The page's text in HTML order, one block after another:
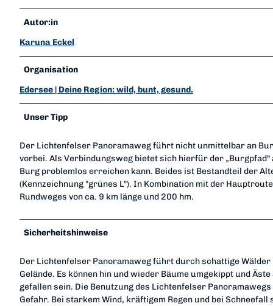
Autor:in
Karuna Eckel
Organisation
Edersee | Deine Region: wild, bunt, gesund.
Unser Tipp
Der Lichtenfelser Panoramaweg führt nicht unmittelbar an
vorbei. Als Verbindungsweg bietet sich hierfür der „Burgpfad“
Burg problemlos erreichen kann. Beides ist Bestandteil der
(Kennzeichnung "grünes L"). In Kombination mit der
Rundweges von ca. 9 km länge und 200 hm.
Sicherheitshinweise
Der Lichtenfelser Panoramaweg führt durch schattige Wälder
Gelände. Es können hin und wieder Bäume umgekippt und Äste
gefallen sein. Die Benutzung des Lichtenfelser
Gefahr. Bei starkem Wind, kräftigem Regen und bei Schneefall